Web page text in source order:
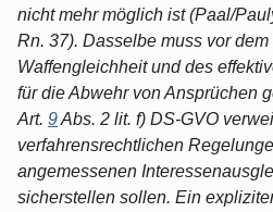
nicht mehr möglich ist (Paal/
Rn. 37). Dasselbe muss vor
Waffengleichheit und des
für die Abwehr von Ansprüchen
Art. 9Abs. 2 lit. f) DS-GVO
verfahrensrechtlichen
angemessenen
sicherstellen sollen. Ein